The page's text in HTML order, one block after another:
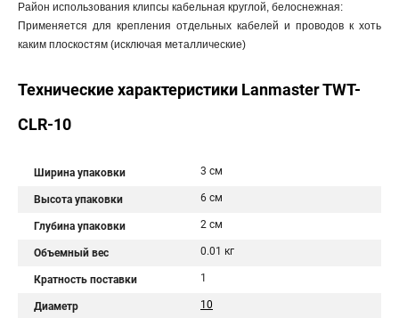
Район использования клипсы кабельная круглой, белоснежная:
Применяется для крепления отдельных кабелей и проводов к хоть
каким плоскостям (исключая металлические)
Технические характеристики Lanmaster TWT-
CLR-10
Ширина упаковки 3 см
Высота упаковки 6 см
Глубина упаковки 2 см
Объемный вес 0.01 кг
Кратность поставки 1
Диаметр 10